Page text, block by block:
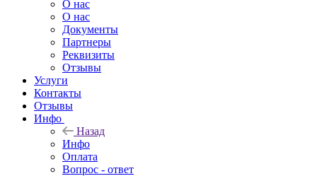
О нас
О нас
Документы
Партнеры
Реквизиты
Отзывы
Услуги
Контакты
Отзывы
Инфо
Назад
Инфо
Оплата
Вопрос - ответ